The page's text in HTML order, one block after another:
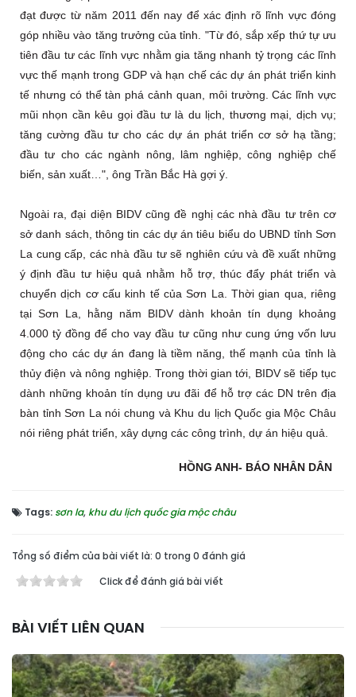
đạt được từ năm 2011 đến nay để xác định rõ lĩnh vực đóng
góp nhiều vào tăng trưởng của tỉnh. "Từ đó, sắp xếp thứ tự ưu
tiên đầu tư các lĩnh vực nhằm gia tăng nhanh tỷ trọng các lĩnh
vực thế mạnh trong GDP và hạn chế các dự án phát triển kinh
tế nhưng có thể tàn phá cảnh quan, môi trường. Các lĩnh vực
mũi nhọn cần kêu gọi đầu tư là du lịch, thương mại, dịch vụ;
tăng cường đầu tư cho các dự án phát triển cơ sở hạ tầng;
đầu tư cho các ngành nông, lâm nghiệp, công nghiệp chế
biến, sản xuất…", ông Trần Bắc Hà gợi ý.
Ngoài ra, đại diện BIDV cũng đề nghị các nhà đầu tư trên cơ
sở danh sách, thông tin các dự án tiêu biểu do UBND tỉnh Sơn
La cung cấp, các nhà đầu tư sẽ nghiên cứu và đề xuất những
ý định đầu tư hiệu quả nhằm hỗ trợ, thúc đẩy phát triển và
chuyển dịch cơ cấu kinh tế của Sơn La. Thời gian qua, riêng
tại Sơn La, hằng năm BIDV dành khoản tín dụng khoảng
4.000 tỷ đồng để cho vay đầu tư cũng như cung ứng vốn lưu
động cho các dự án đang là tiềm năng, thế mạnh của tỉnh là
thủy điện và nông nghiệp. Trong thời gian tới, BIDV sẽ tiếp tục
dành những khoản tín dụng ưu đãi để hỗ trợ các DN trên địa
bàn tỉnh Sơn La nói chung và Khu du lịch Quốc gia Mộc Châu
nói riêng phát triển, xây dựng các công trình, dự án hiệu quả.
HỒNG ANH- BÁO NHÂN DÂN
Tags: sơn la, khu du lịch quốc gia mộc châu
Tổng số điểm của bài viết là: 0 trong 0 đánh giá
Click để đánh giá bài viết
BÀI VIẾT LIÊN QUAN